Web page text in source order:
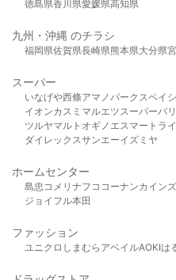
徳島県香川県愛媛県高知県
九州・沖縄 のチラシ
福岡県佐賀県長崎県熊本県大分県
スーパー
いなげや西條アマノパークスベイ
イオンカスミ マルエツスーパーバ
ツルヤマルト オギノ エスマート ラ
ダイレックスサンエーイズミヤ
ホームセンター
島忠 コメリ ナフコ コーナンカインズ
ジョイフル本田
ファッション
ユニクロ しまむら アベイルAOKIは